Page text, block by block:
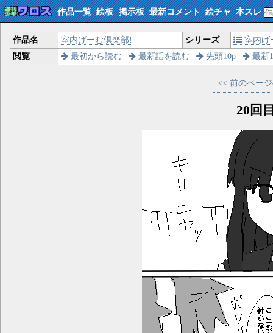
作品一覧 絵板 掲示板 最新コメント 絵チャ 本スレ
作品名 室内げーむ倶楽部! シリーズ
室内げ
閲覧
最初から読む 最新話を読む 先頭10p 最新
<< 前のペー
20回